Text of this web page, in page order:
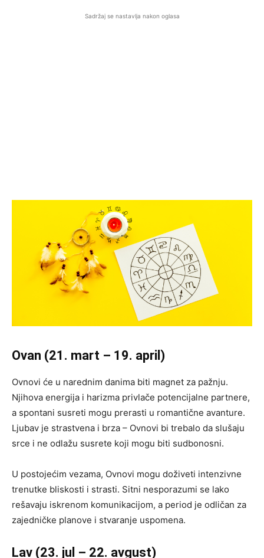
Sadržaj se nastavlja nakon oglasa
Ovan (21. mart – 19. april)
Ovnovi će u narednim danima biti magnet za pažnju.
Njihova energija i harizma privlače potencijalne partnere,
a spontani susreti mogu prerasti u romantične avanture.
Ljubav je strastvena i brza – Ovnovi bi trebalo da slušaju
srce i ne odlažu susrete koji mogu biti sudbonosni.
U postojećim vezama, Ovnovi mogu doživeti intenzivne
trenutke bliskosti i strasti. Sitni nesporazumi se lako
rešavaju iskrenom komunikacijom, a period je odličan za
zajedničke planove i stvaranje uspomena.
Lav (23. jul – 22. avgust)